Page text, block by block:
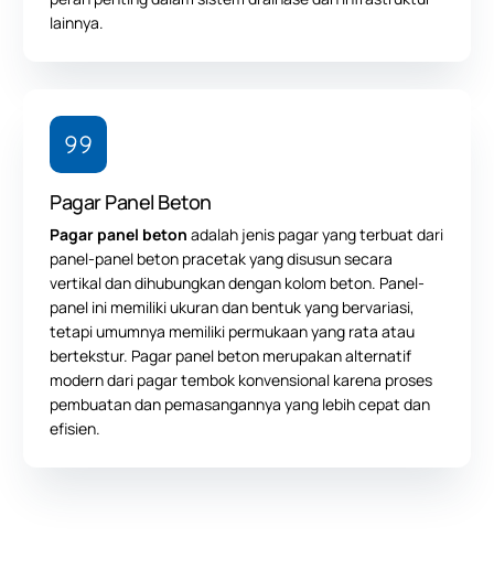
lainnya.
Pagar Panel Beton
Pagar panel beton adalah jenis pagar yang terbuat dari
panel-panel beton pracetak yang disusun secara
vertikal dan dihubungkan dengan kolom beton. Panel-
panel ini memiliki ukuran dan bentuk yang bervariasi,
tetapi umumnya memiliki permukaan yang rata atau
bertekstur. Pagar panel beton merupakan alternatif
modern dari pagar tembok konvensional karena proses
pembuatan dan pemasangannya yang lebih cepat dan
efisien.